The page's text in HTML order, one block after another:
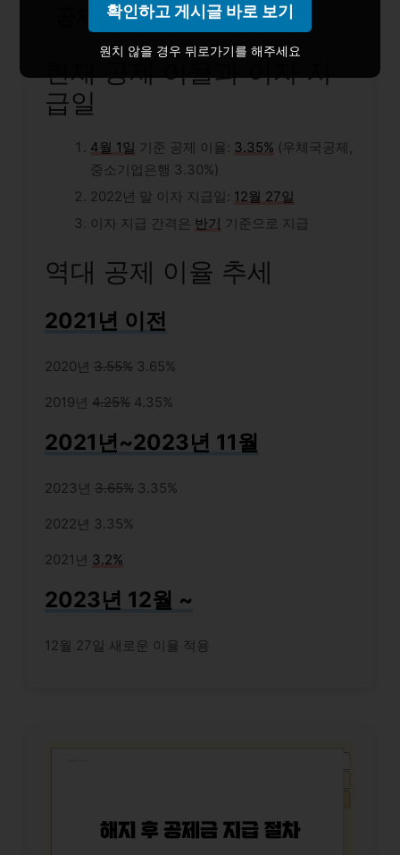
공제 이율 및 이자 지급일
현재 공제 이율과 이자 지
급일
4월 1일 기준 공제 이율: 3.35% (우체국공제,
중소기업은행 3.30%)
2022년 말 이자 지급일: 12월 27일
이자 지급 간격은 반기 기준으로 지급
역대 공제 이율 추세
2021년 이전
2020년 3.55% 3.65%
2019년 4.25% 4.35%
2021년~2023년 11월
2023년 3.65% 3.35%
2022년 3.35%
2021년 3.2%
2023년 12월 ~
12월 27일 새로운 이율 적용
확인하고 게시글 바로 보기
원치 않을 경우 뒤로가기를 해주세요